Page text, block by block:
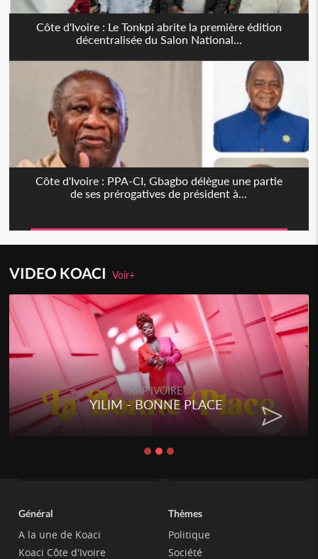
Côte d'Ivoire : Le Tonkpi abrite la première édition
décentralisée du Salon National...
Côte d'Ivoire : PPA-CI, Gbagbo délègue une partie
de ses prérogatives de président à...
VIDEO KOACIVoir+
RAP IVOIRE
YILIM - BONNE PLACE
Général
A la une de Koaci
Koaci Côte d'Ivoire
Thèmes
Politique
Société